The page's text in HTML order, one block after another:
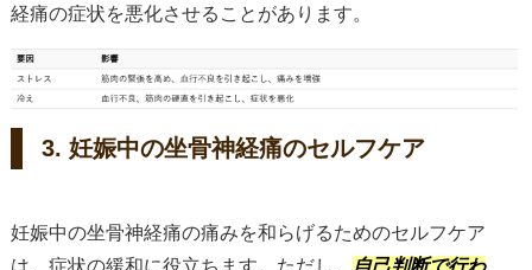
経痛の症状を悪化させることがあります。
3. 妊娠中の坐骨神経痛のセルフケア
妊娠中の坐骨神経痛の痛みを和らげるためのセルフケア
は、症状の緩和に役立ちます。ただし、
自己判断で行わ